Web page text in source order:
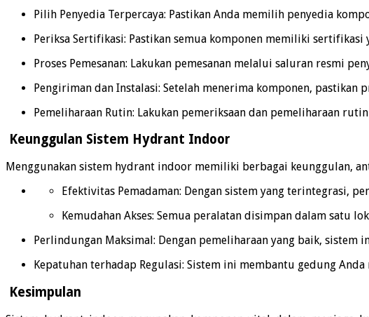
Pilih Penyedia Terpercaya: Pastikan Anda memilih penyedia
Periksa Sertifikasi: Pastikan semua komponen memiliki sertifikasi
Proses Pemesanan: Lakukan pemesanan melalui saluran resmi
Pengiriman dan Instalasi: Setelah menerima komponen, pastikan
Pemeliharaan Rutin: Lakukan pemeriksaan dan pemeliharaan
Keunggulan Sistem Hydrant Indoor
Menggunakan sistem hydrant indoor memiliki berbagai keunggulan,
Efektivitas Pemadaman: Dengan sistem yang terintegrasi,
Kemudahan Akses: Semua peralatan disimpan dalam satu
Perlindungan Maksimal: Dengan pemeliharaan yang baik,
Kepatuhan terhadap Regulasi: Sistem ini membantu gedung
Kesimpulan